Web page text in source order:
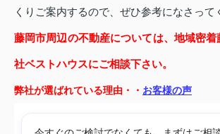
くりご案内するので、ぜひ参考になさって
藤岡市周辺の不動産については、地域密
社ベストハウスにご相談下さい。
弊社が選ばれている理由・・ お客様の声